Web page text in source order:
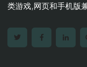
类游戏,网页和手机版